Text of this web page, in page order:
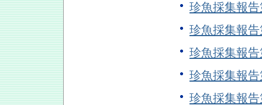
珍魚採集報
珍魚採集報
珍魚採集報
珍魚採集報
珍魚採集報